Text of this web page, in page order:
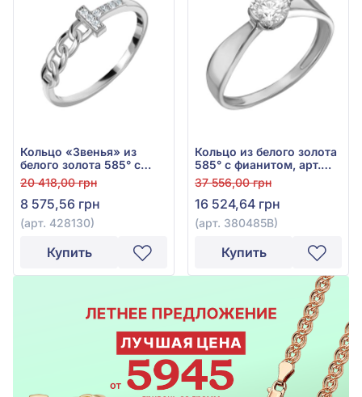
Кольцо «Звенья» из
белого золота 585° с
фианитом, арт. 428130
20 418,00 грн
8 575,56 грн
(арт. 428130)
Купить
Кольцо из белого золота
585° с фианитом, арт.
380485В
37 556,00 грн
16 524,64 грн
(арт. 380485В)
Купить